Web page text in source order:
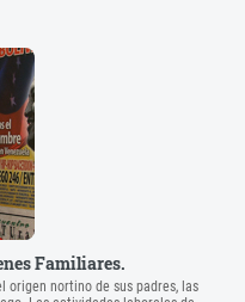
Familiares.
origen nortino de sus padres, las